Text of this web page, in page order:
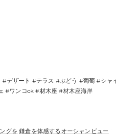
ザート #テラス #ぶどう #葡萄 #シャ
#ワンコok #材木座 #材木座海岸
グを 鎌倉を体感するオーシャンビュー